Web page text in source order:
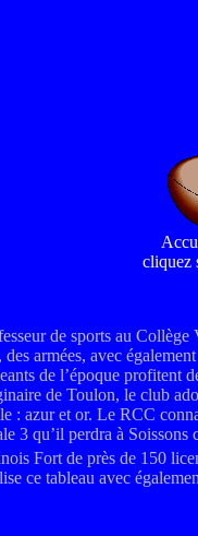
cliquez
de sports au
armées, avec
de l’époque
de Toulon, le club
: azur et or. Le RCC
3 qu’il perdra à
Fort de près de 150
ce tableau avec